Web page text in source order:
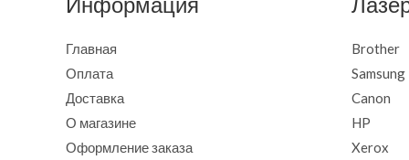
Главная
Оплата
Доставка
О магазине
Оформление заказа
Brother
Samsung
Canon
HP
Xerox